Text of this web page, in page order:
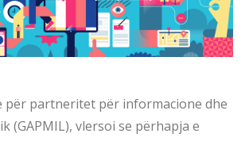
për partneritet për informacione dhe
(GAPMIL), vlersoi se përhapja e